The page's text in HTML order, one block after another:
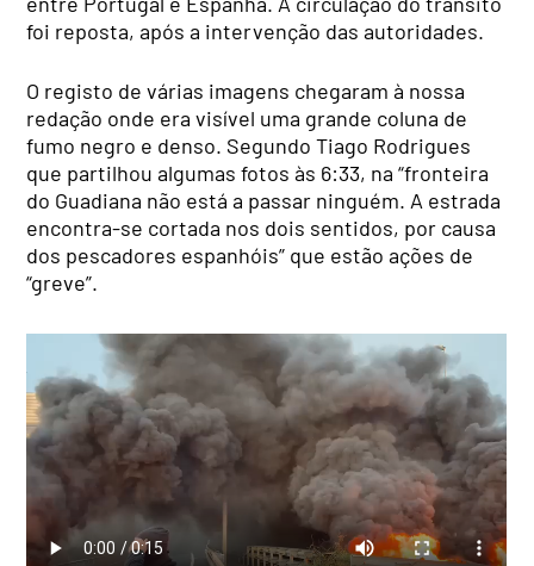
foi reposta, após a intervenção das autoridades.
O registo de várias imagens chegaram à nossa
redação onde era visível uma grande coluna de
fumo negro e denso. Segundo Tiago Rodrigues
que partilhou algumas fotos às 6:33, na “fronteira
do Guadiana não está a passar ninguém. A estrada
encontra-se cortada nos dois sentidos, por causa
dos pescadores espanhóis” que estão ações de
“greve”.